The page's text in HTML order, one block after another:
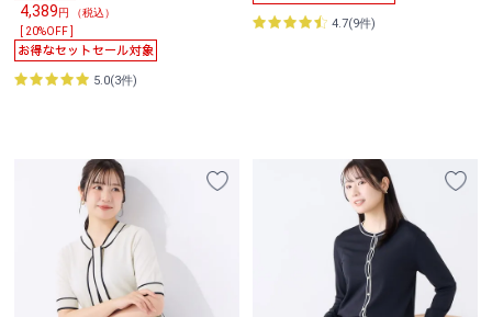
4,389円 （税込）
[ 20%OFF ]
5.0(3件)
4.7(9件)